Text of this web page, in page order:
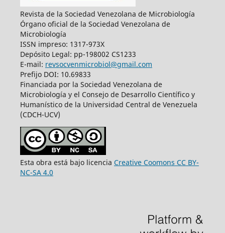
Revista de la Sociedad Venezolana de Microbiología
Órgano oficial de la Sociedad Venezolana de
Microbiología
ISSN impreso: 1317-973X
Depósito Legal: pp-198002 CS1233
E-mail: revsocvenmicrobiol@gmail.com
Prefijo DOI: 10.69833
Financiada por la Sociedad Venezolana de
Microbiología y el Consejo de Desarrollo Científico y
Humanístico de la Universidad Central de Venezuela
(CDCH-UCV)
Esta obra está bajo licencia Creative Coomons CC BY-
NC-SA 4.0